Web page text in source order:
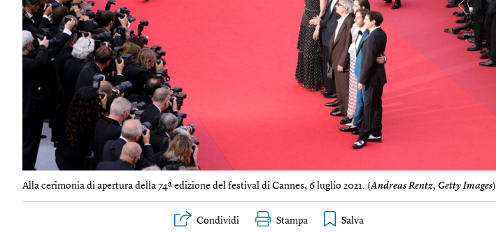
Alla cerimonia di apertura della 74ª edizione del festival di Cannes, 6 luglio 2021. (Andreas Rentz, Getty Images)
Condividi Stampa